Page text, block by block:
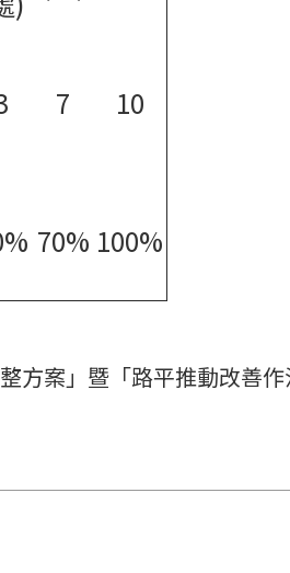
7 10
70% 100%
方案」暨「路平推動改善